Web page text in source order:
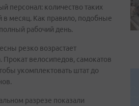
персонал: количество таких
в месяц. Как правило, подобные
рабочий день.
резко возрастает
Прокат велосипедов, самокатов
укомплектовать штат до
разрезе показали